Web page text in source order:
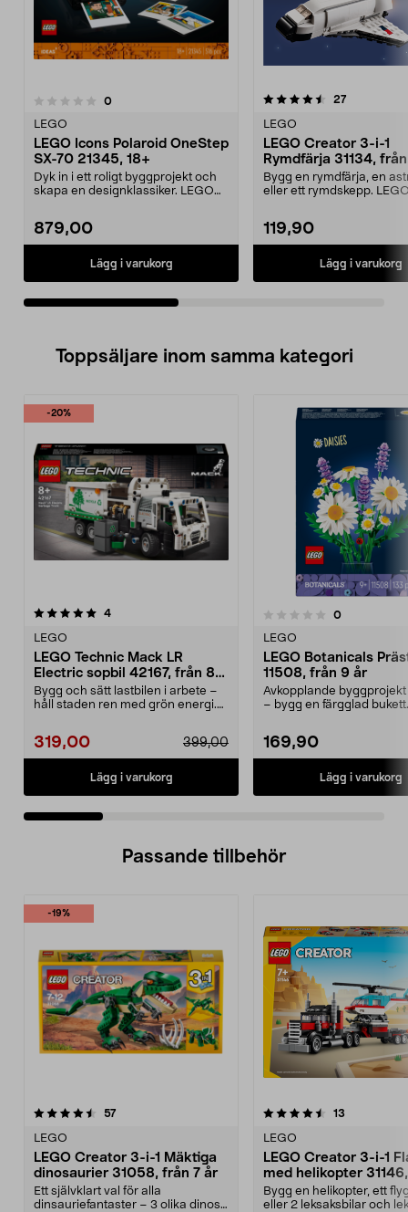
0recensioner
LEGO
LEGO Icons Polaroid OneStep
SX-70 21345, 18+
Dyk in i ett roligt byggprojekt och
skapa en designklassiker. LEGO
879,00
Lägg i varukorg
4.5av 5 stjärnor 27recensioner
LEGO
LEGO Creator 3-i-1
Rymdfärja 31134,
Bygg en rymdfärja, en
eller ett rymdskepp.
119,90
Lägg i varukorg
5.0av 5 stjärnor
Toppsäljare inom samma kategori
-20%
4recensioner
LEGO
LEGO Technic Mack LR
Electric sopbil 42167, från 8
år
Bygg och sätt lastbilen i arbete –
håll staden ren med grön energi.
319,00 399,00
Lägg i varukorg
0.0 av 5 stjärnor 0recensioner
LEGO
LEGO Botanicals
11508, från 9 år
Avkopplande
– bygg en färgglad
169,90
Lägg i varukorg
4.5 av 5 stjärnor
Passande tillbehör
-19%
57recensioner
LEGO
LEGO Creator 3-i-1 Mäktiga
dinosaurier 31058, från 7 år
Ett självklart val för alla
dinsauriefantaster – 3 olika dinos i
4.5av 5 stjärnor 13
LEGO
LEGO Creator 3-i-1
med helikopter
år
Bygg en helikopter, ett
eller 2 leksaksbilar och
5.0av 5 stjärnor